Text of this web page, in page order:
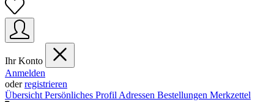
Ihr Konto
Anmelden
oderregistrieren
Übersicht Persönliches Profil Adressen Bestellungen Merkzettel